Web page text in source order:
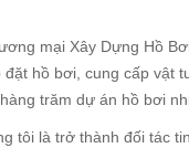
mại Xây Dựng Hồ
đặt hồ bơi, cung cấp vật
trăm dự án hồ bơi
tôi là trở thành đối tác